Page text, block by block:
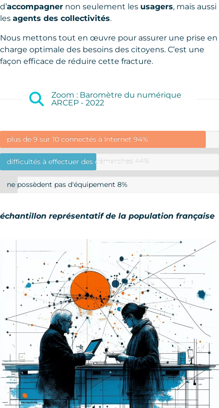
d’accompagner non seulement les usagers, mais aussi
les agents des collectivités.
Nous mettons tout en œuvre pour assurer une prise en
charge optimale des besoins des citoyens. C’est une
façon efficace de réduire cette fracture.
Zoom : Baromètre du numérique
ARCEP - 2022
plus de 9 sur 10 connectés à Internet 94%
difficultés à effectuer des démarches 44%
ne possèdent pas d'équipement 8%
échantillon représentatif de la population française